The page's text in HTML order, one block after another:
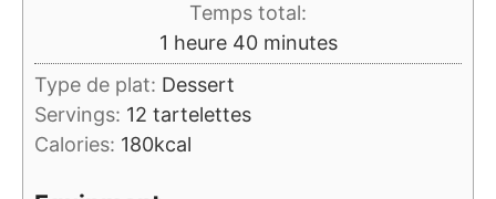
Temps total:
1 heure
heure 40minutes
minutes
Type de plat: Dessert
Servings: 12 tartelettes
Calories: 180kcal